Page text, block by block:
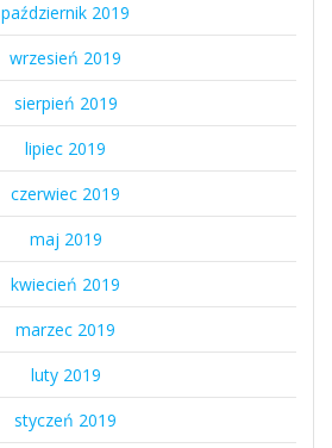
październik 2019
wrzesień 2019
sierpień 2019
lipiec 2019
czerwiec 2019
maj 2019
kwiecień 2019
marzec 2019
luty 2019
styczeń 2019